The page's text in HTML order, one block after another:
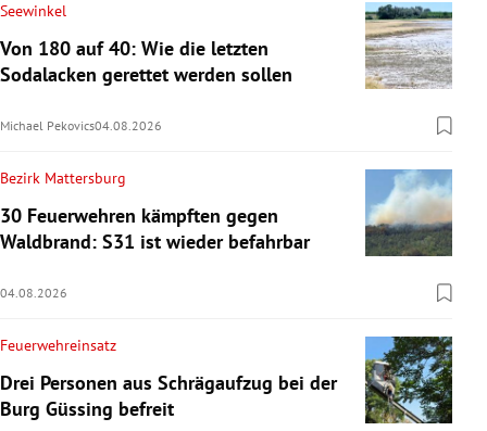
Seewinkel
Von 180 auf 40: Wie die letzten
Sodalacken gerettet werden sollen
Michael Pekovics04.08.2026
Bezirk Mattersburg
30 Feuerwehren kämpften gegen
Waldbrand: S31 ist wieder befahrbar
04.08.2026
Feuerwehreinsatz
Drei Personen aus Schrägaufzug bei der
Burg Güssing befreit